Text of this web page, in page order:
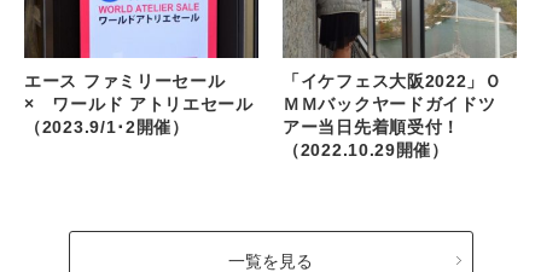
エース ファミリーセール
× ワールド アトリエセール
（2023.9/1･2開催）
「イケフェス大阪2022」Ｏ
ＭＭバックヤードガイドツ
アー当日先着順受付！
（2022.10.29開催）
一覧を見る